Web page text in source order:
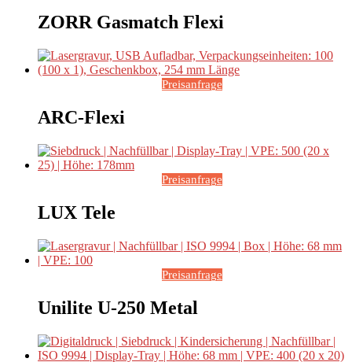
ZORR Gasmatch Flexi
Preisanfrage
ARC-Flexi
Preisanfrage
LUX Tele
Preisanfrage
Unilite U-250 Metal